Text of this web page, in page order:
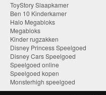
ToyStory Slaapkamer
Ben 10 Kinderkamer
Halo Megabloks
Megabloks
Kinder rugzakken
Disney Princess Speelgoed
Disney Cars Speelgoed
Speelgoed online
Speelgoed kopen
Monsterhigh speelgoed